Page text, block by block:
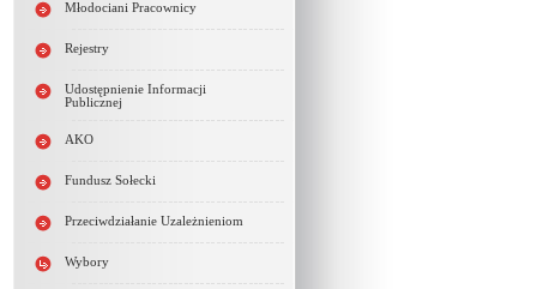
Młodociani Pracownicy
Rejestry
Udostępnienie Informacji
Publicznej
AKO
Fundusz Sołecki
Przeciwdziałanie Uzależnieniom
Wybory